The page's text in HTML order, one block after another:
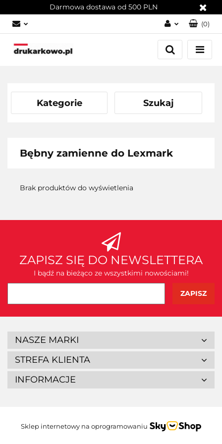
Darmowa dostawa od 500 PLN
Zaloguj się
Załóż konto
(0)
Kategorie Szukaj
Bębny zamienne do Lexmark
Brak produktów do wyświetlenia
ZAPISZ SIĘ DO NEWSLETTERA
I bądź na bieżąco ze wszystkimi nowościami!
NASZE MARKI
STREFA KLIENTA
INFORMACJE
Sklep internetowy na oprogramowaniu